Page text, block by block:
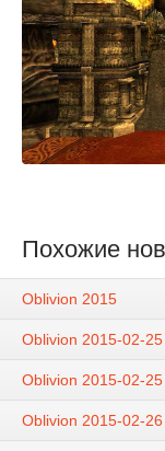
Похожие
Oblivion 2015
Oblivion 2015-02-
Oblivion 2015-02-
Oblivion 2015-02-